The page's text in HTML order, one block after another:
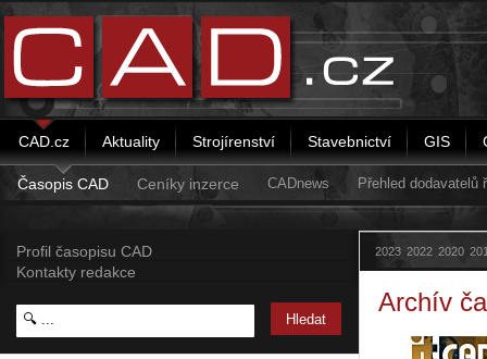
CAD.cz Aktuality Strojírenství Stavebnictví GIS
Časopis CAD Ceníky inzerce CADnews Přehled
Profil časopisu CAD
Kontakty redakce
2023 2022 2020
Archív